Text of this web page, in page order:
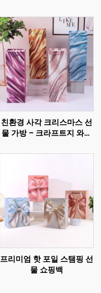
친환경 사각 크리스마스 선
물 가방 – 크라프트지 와인
프리미엄 핫 포일 스탬핑 선
물 쇼핑백